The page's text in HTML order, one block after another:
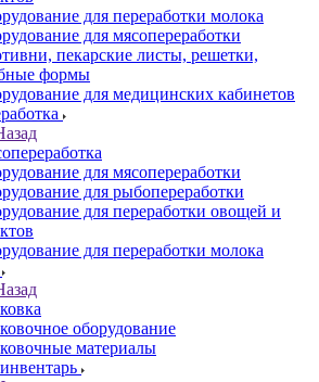
для переработки молока
для мясопереработки
пекарские листы, решетки,
формы
для медицинских кабинетов
для мясопереработки
для рыбопереработки
для переработки овощей и
для переработки молока
оборудование
материалы